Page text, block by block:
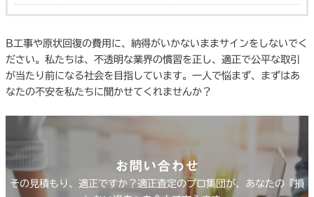
B工事や原状回復の費用に、納得がいかないままサインをしないでく
ださい。私たちは、不透明な業界の慣習を正し、適正で公平な取引
が当たり前になる社会を目指しています。一人で悩まず、まずはあ
なたの不安を私たちに聞かせてくれませんか？
お問い合わせ
その見積もり、適正ですか？適正査定のプロ集団が、あなたの『損